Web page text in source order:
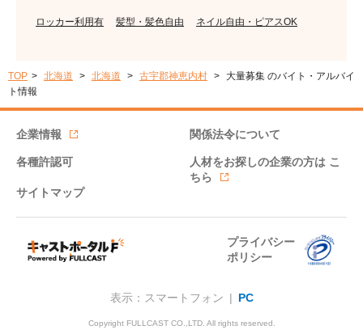
ロッカー利用有 髪型・髪色自由 ネイル自由・ピアスOK
TOP 北海道 北海道 古宇郡神恵内村
大量募集 のバイト・アルバイ
ト情報
企業情報 関係法令について
各種許認可 人材をお探しの企業の方は こ
ちら
サイトマップ
プライバシー
ポリシー
表示：スマートフォン | PC
Copyright FULLCAST CO.,LTD. All rights reserved.